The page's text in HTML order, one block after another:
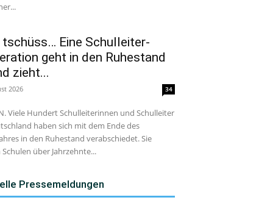
tschüss… Eine Schulleiter-
geht in den Ruhestand
zieht...
2026 34
Viele Hundert Schulleiterinnen und Schulleiter
haben sich mit dem Ende des
in den Ruhestand verabschiedet. Sie
über Jahrzehnte...
Pressemeldungen